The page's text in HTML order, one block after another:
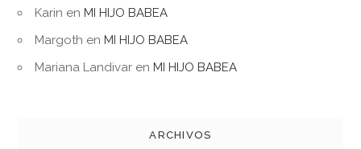
Karin en MI HIJO BABEA
Margoth en MI HIJO BABEA
Mariana Landivar en MI HIJO BABEA
ARCHIVOS